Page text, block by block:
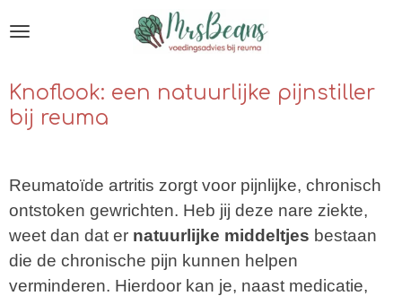
de
hoofdinhoud
Knoflook: een natuurlijke pijnstiller
bij reuma
Reumatoïde artritis zorgt voor pijnlijke, chronisch
ontstoken gewrichten. Heb jij deze nare ziekte,
weet dan dat er natuurlijke middeltjes bestaan
die de chronische pijn kunnen helpen
verminderen. Hierdoor kan je, naast medicatie,